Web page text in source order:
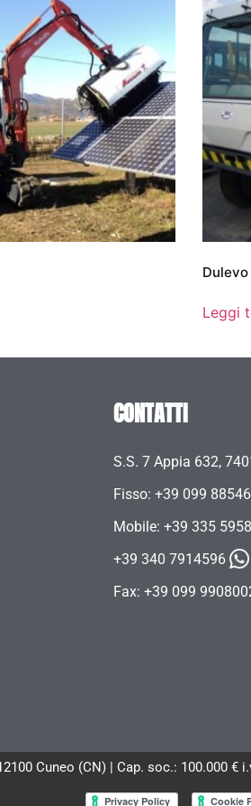
Leggi
CONTATTI
S.S. 7 Appia 632,
Fisso: +39 099
Mobile: +39 335
+39 340 7914596
Fax: +39 099
Cuneo (CN) | Cap. soc.: 100.000 €